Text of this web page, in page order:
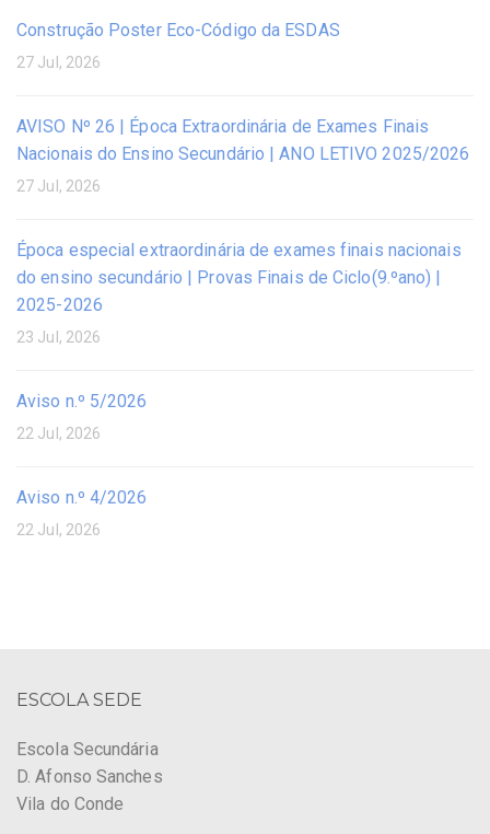
Construção Poster Eco-Código da ESDAS
27 Jul, 2026
AVISO Nº 26 | Época Extraordinária de Exames Finais
Nacionais do Ensino Secundário | ANO LETIVO 2025/2026
27 Jul, 2026
Época especial extraordinária de exames finais nacionais
do ensino secundário | Provas Finais de Ciclo(9.ºano) |
2025-2026
23 Jul, 2026
Aviso n.º 5/2026
22 Jul, 2026
Aviso n.º 4/2026
22 Jul, 2026
ESCOLA SEDE
Escola Secundária
D. Afonso Sanches
Vila do Conde